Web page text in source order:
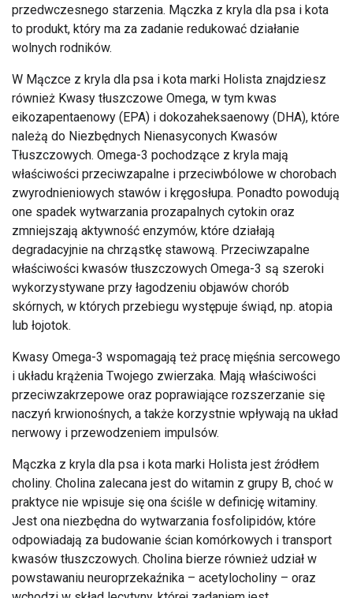
przedwczesnego starzenia. Mączka z kryla dla psa i kota
to produkt, który ma za zadanie redukować działanie
wolnych rodników.
W Mączce z kryla dla psa i kota marki Holista znajdziesz
również Kwasy tłuszczowe Omega, w tym kwas
eikozapentaenowy (EPA) i dokozaheksaenowy (DHA), które
należą do Niezbędnych Nienasyconych Kwasów
Tłuszczowych. Omega-3 pochodzące z kryla mają
właściwości przeciwzapalne i przeciwbólowe w chorobach
zwyrodnieniowych stawów i kręgosłupa. Ponadto powodują
one spadek wytwarzania prozapalnych cytokin oraz
zmniejszają aktywność enzymów, które działają
degradacyjnie na chrząstkę stawową. Przeciwzapalne
właściwości kwasów tłuszczowych Omega-3 są szeroki
wykorzystywane przy łagodzeniu objawów chorób
skórnych, w których przebiegu występuje świąd, np. atopia
lub łojotok.
Kwasy Omega-3 wspomagają też pracę mięśnia sercowego
i układu krążenia Twojego zwierzaka. Mają właściwości
przeciwzakrzepowe oraz poprawiające rozszerzanie się
naczyń krwionośnych, a także korzystnie wpływają na układ
nerwowy i przewodzeniem impulsów.
Mączka z kryla dla psa i kota marki Holista jest źródłem
choliny. Cholina zalecana jest do witamin z grupy B, choć w
praktyce nie wpisuje się ona ściśle w definicję witaminy.
Jest ona niezbędna do wytwarzania fosfolipidów, które
odpowiadają za budowanie ścian komórkowych i transport
kwasów tłuszczowych. Cholina bierze również udział w
powstawaniu neuroprzekaźnika – acetylocholiny – oraz